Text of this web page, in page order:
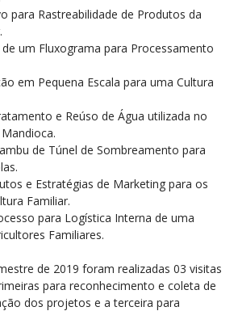
para Rastreabilidade de Produtos da
um Fluxograma para Processamento
em Pequena Escala para uma Cultura
e Reúso de Água utilizada no
de Túnel de Sombreamento para
e Estratégias de Marketing para os
Familiar.
para Logística Interna de uma
Familiares.
de 2019 foram realizadas 03 visitas
para reconhecimento e coleta de
dos projetos e a terceira para